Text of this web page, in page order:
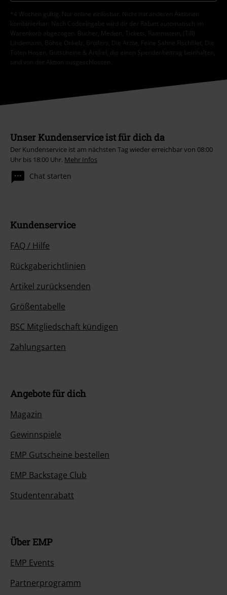
*4 Wochen gültig. Nur online einlösbar. Nicht mit anderen Aktionen
kombinierbar. Nach Codeeingabe wird dir der Rabatt automatisch im
Warenkorb abgezogen. Bücher, Medien, Tickets, Rammstein, (Till)
Lindemann, Böhse Onkelz, Broilers, Die Ärzte, Feine Sahne Fischfilet, Die
Toten Hosen, Gutscheine & Artikel, die einen Spendenbeitrag beinhalten,
sind von der Aktion ausgeschlossen.
Unser Kundenservice ist für dich da
Der Kundenservice ist am nächsten Tag wieder erreichbar von 08:00
Uhr bis 18:00 Uhr. Mehr Infos
Chat starten
Kundenservice
FAQ / Hilfe
Rückgaberichtlinien
Artikel zurücksenden
Größentabelle
BSC Mitgliedschaft kündigen
Zahlungsarten
Angebote für dich
Magazin
Gewinnspiele
EMP Gutscheine bestellen
EMP Backstage Club
Studentenrabatt
Über EMP
EMP Events
Partnerprogramm